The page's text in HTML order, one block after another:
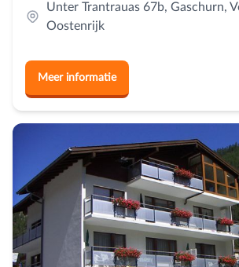
Unter Trantrauas 67b, Gaschurn,
Oostenrijk
Meer informatie